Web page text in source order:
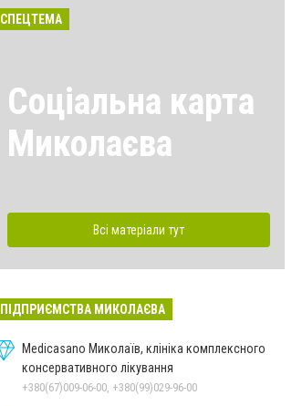
СПЕЦТЕМА
Соціальна карта
Миколаєва
Всі матеріали тут
ПІДПРИЄМСТВА МИКОЛАЄВА
Medicasano Миколаїв, клініка комплексного
консервативного лікування
+380(67)009-06-00, +380(99)029-96-00